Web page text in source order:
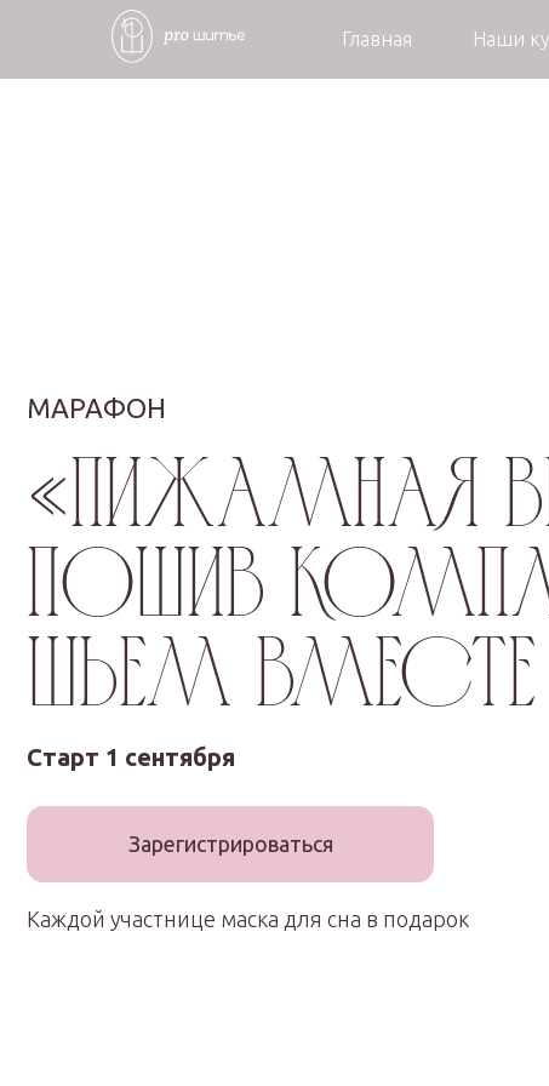
Главная Наши
«Пижамная
пошив
шьем вместе
Каждой участнице маска для сна в подарок
Зарегистрироваться
Старт 1 сентября